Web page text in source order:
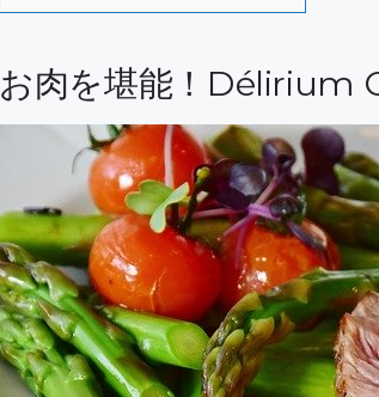
お肉を堪能！Délirium